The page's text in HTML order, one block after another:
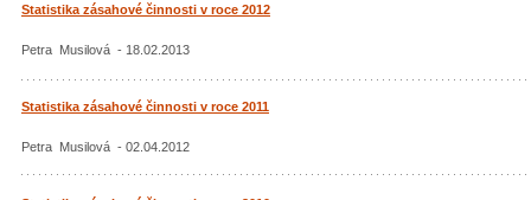
Statistika zásahové činnosti v roce 2012
Petra Musilová - 18.02.2013
Statistika zásahové činnosti v roce 2011
Petra Musilová - 02.04.2012